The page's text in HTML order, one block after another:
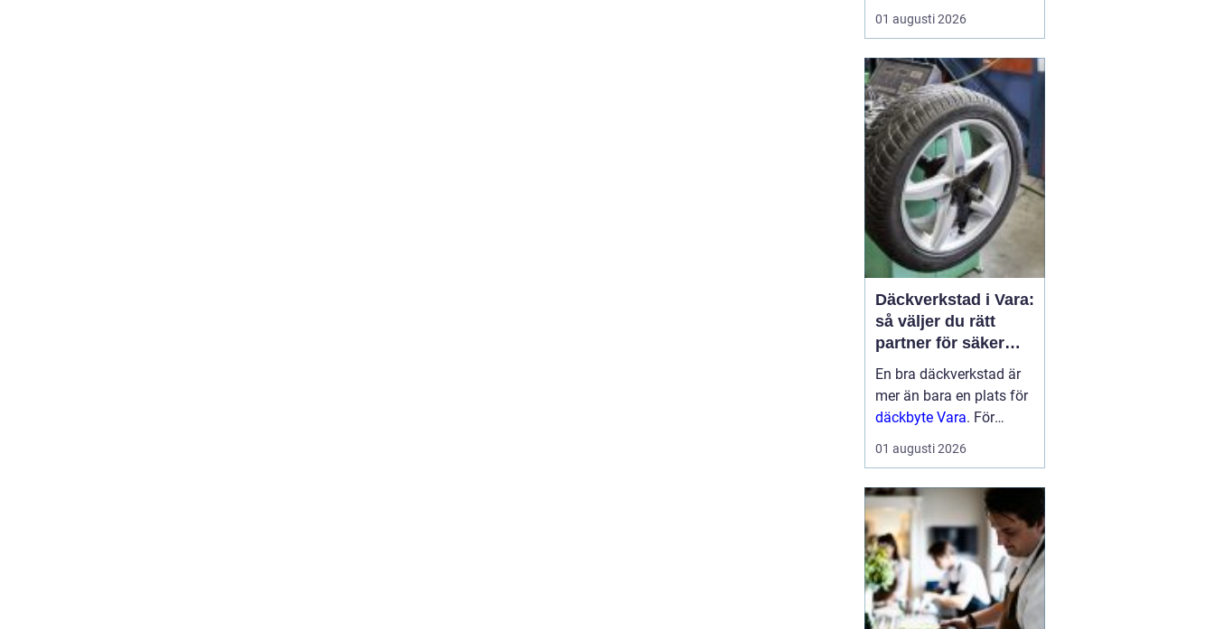
tjugo år. I Katrineholm
märks varje årstid
regniga höstar och heta
sommardagar sliter hårt
på...
01 augusti 2026
Däckverkstad i Vara:
så väljer du rätt
partner för säker
körning året runt
En bra däckverkstad är
mer än bara en plats för
däckbyte Vara. För
bilägare i Vara handlar
valet om säkerhet,
01 augusti 2026